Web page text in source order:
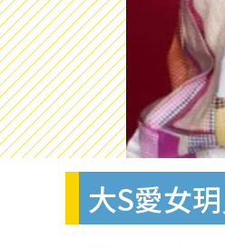
大S愛女